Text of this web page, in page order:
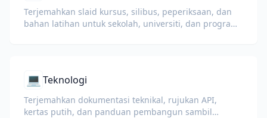
Terjemahkan slaid kursus, silibus, peperiksaan, dan
bahan latihan untuk sekolah, universiti, dan program
💻 Teknologi
Terjemahkan dokumentasi teknikal, rujukan API,
kertas putih, dan panduan pembangun sambil